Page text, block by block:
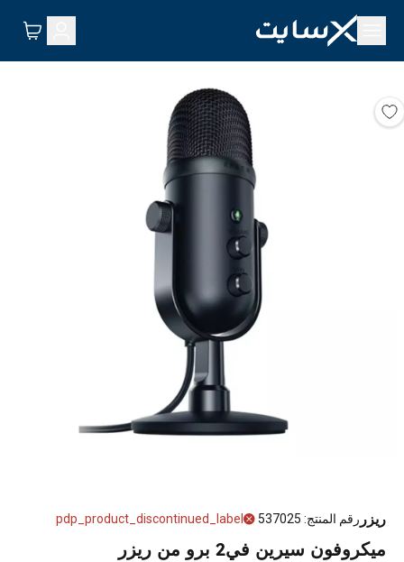
ريزر رقم المنتج:
537025
pdp_product_discontinued_label
ميكروفون سيرين في2 برو من ريزر